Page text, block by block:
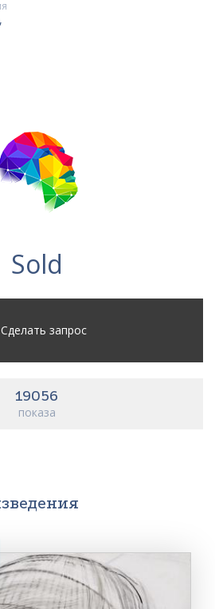
Sold
Сделать запрос
19056
показа